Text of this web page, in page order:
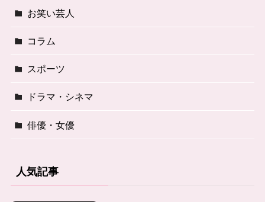
お笑い芸人
コラム
スポーツ
ドラマ・シネマ
俳優・女優
人気記事